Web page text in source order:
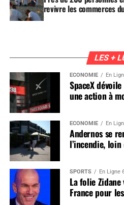
revivre les commerces
LES +
ÉCONOMIE En
SpaceX
une action à
ÉCONOMIE En
Andernos se
l’incendie, loin
SPORTS En Ligne
La folie
France pour